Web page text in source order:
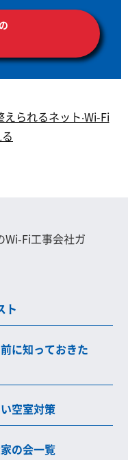
ト
に知っておきた
空室対策
の会一覧